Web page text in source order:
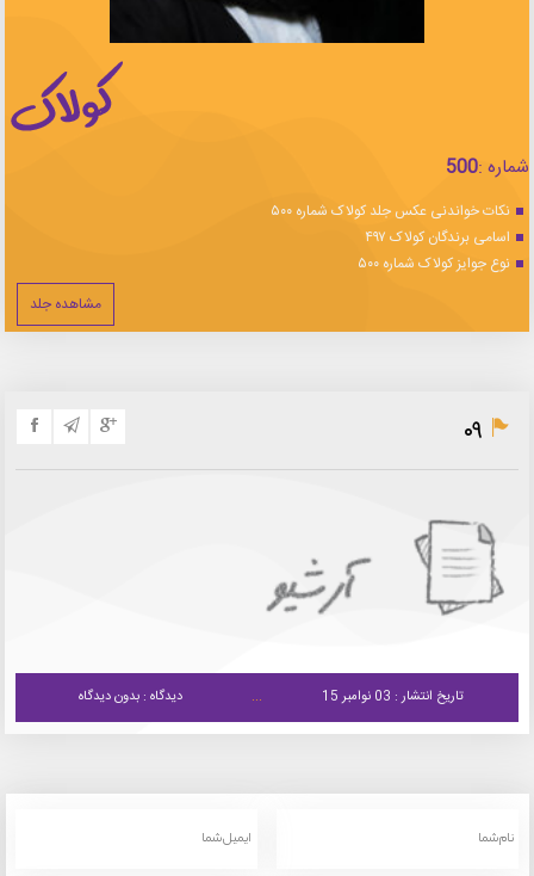
شماره :500
نکات خواندنی عکس جلد کولاک شماره ۵۰۰
اسامی برندگان کولاک ۴۹۷
نوع جوایز کولاک شماره ۵۰۰
مشاهده جلد
۰۹
تاریخ انتشار : 03 نوامبر 15 دیدگاه : بدون دیدگاه